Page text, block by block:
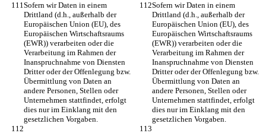
Sofern wir Daten in einem
Drittland (d.h., außerhalb der
Europäischen Union (EU), des
Europäischen Wirtschaftsraums
(EWR)) verarbeiten oder die
Verarbeitung im Rahmen der
Inanspruchnahme von Diensten
Dritter oder der Offenlegung bzw.
Übermittlung von Daten an
andere Personen, Stellen oder
Unternehmen stattfindet, erfolgt
dies nur im Einklang mit den
gesetzlichen Vorgaben.
Sofern wir Daten in einem
Drittland (d.h., außerhalb der
Europäischen Union (EU), des
Europäischen Wirtschaftsraums
(EWR)) verarbeiten oder die
Verarbeitung im Rahmen der
Inanspruchnahme von Diensten
Dritter oder der Offenlegung bzw.
Übermittlung von Daten an
andere Personen, Stellen oder
Unternehmen stattfindet, erfolgt
dies nur im Einklang mit den
gesetzlichen Vorgaben.